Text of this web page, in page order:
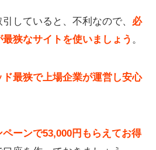
していると、不利なので、 必
狭なサイトを使いましょう 。
ド最狭で上場企業が運営し安心
ーンで53,000円もらえてお得